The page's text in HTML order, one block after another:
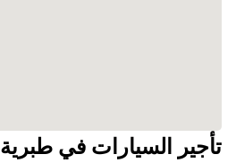
تأجير السيارات في